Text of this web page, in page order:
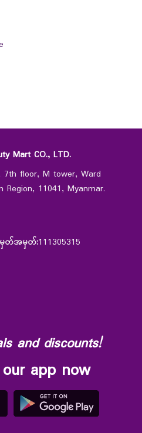
Mart CO., LTD.
7th floor, M tower, Ward
11041, Myanmar.
မှတ်အမှတ်:111305315
and discounts!
app now